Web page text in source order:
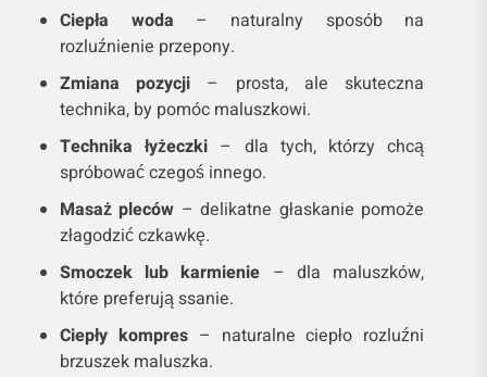
Ciepła woda – naturalny sposób na
rozluźnienie przepony.
Zmiana pozycji – prosta, ale skuteczna
technika, by pomóc maluszkowi.
Technika łyżeczki – dla tych, którzy chcą
spróbować czegoś innego.
Masaż pleców – delikatne głaskanie pomoże
złagodzić czkawkę.
Smoczek lub karmienie – dla maluszków,
które preferują ssanie.
Ciepły kompres– naturalne ciepło rozluźni
brzuszek maluszka.